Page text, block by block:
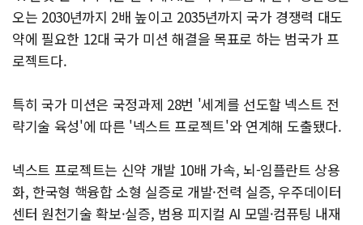
오는 2030년까지 2배 높이고 2035년까지 국가 경쟁력 대도
약에 필요한 12대 국가 미션 해결을 목표로 하는 범국가 프
로젝트다.
특히 국가 미션은 국정과제 28번 '세계를 선도할 넥스트 전
략기술 육성'에 따른 '넥스트 프로젝트'와 연계해 도출됐다.
넥스트 프로젝트는 신약 개발 10배 가속, 뇌-임플란트 상용
화, 한국형 핵융합 소형 실증로 개발·전력 실증, 우주데이터
센터 원천기술 확보·실증, 범용 피지컬 AI 모델·컴퓨팅 내재